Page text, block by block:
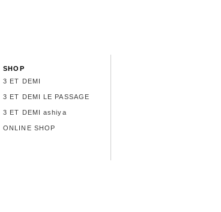
SHOP
3 ET DEMI
3 ET DEMI LE PASSAGE
3 ET DEMI ashiya
ONLINE SHOP